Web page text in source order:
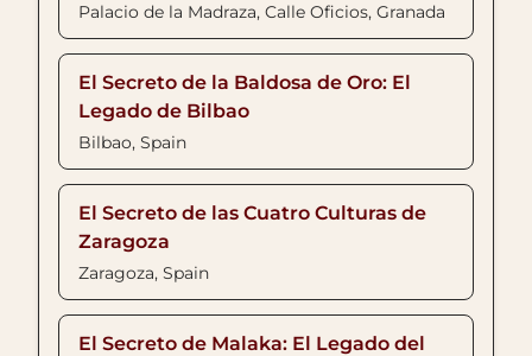
Palacio de la Madraza, Calle Oficios, Granada
El Secreto de la Baldosa de Oro: El
Legado de Bilbao
Bilbao, Spain
El Secreto de las Cuatro Culturas de
Zaragoza
Zaragoza, Spain
El Secreto de Malaka: El Legado del